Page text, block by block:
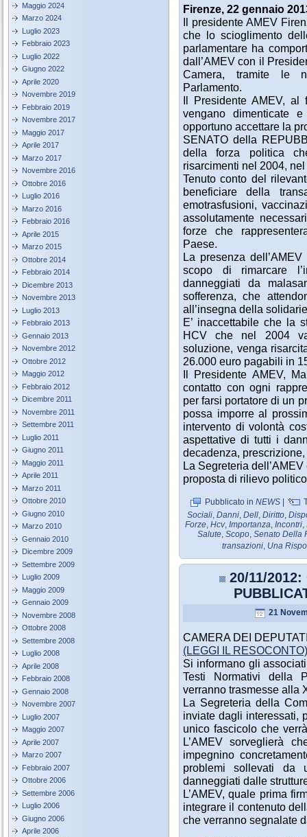
Maggio 2024
Marzo 2024
Luglio 2023
Febbraio 2023
Luglio 2022
Giugno 2022
Aprile 2020
Novembre 2019
Febbraio 2019
Novembre 2017
Maggio 2017
Aprile 2017
Marzo 2017
Novembre 2016
Ottobre 2016
Luglio 2016
Marzo 2016
Febbraio 2016
Aprile 2015
Marzo 2015
Ottobre 2014
Febbraio 2014
Dicembre 2013
Novembre 2013
Luglio 2013
Febbraio 2013
Gennaio 2013
Novembre 2012
Ottobre 2012
Maggio 2012
Febbraio 2012
Dicembre 2011
Novembre 2011
Settembre 2011
Luglio 2011
Giugno 2011
Maggio 2011
Aprile 2011
Marzo 2011
Ottobre 2010
Giugno 2010
Marzo 2010
Gennaio 2010
Dicembre 2009
Settembre 2009
Luglio 2009
Maggio 2009
Gennaio 2009
Novembre 2008
Ottobre 2008
Settembre 2008
Luglio 2008
Aprile 2008
Febbraio 2008
Gennaio 2008
Novembre 2007
Luglio 2007
Maggio 2007
Aprile 2007
Marzo 2007
Febbraio 2007
Ottobre 2006
Settembre 2006
Luglio 2006
Giugno 2006
Aprile 2006
Firenze, 22 gennaio
Il presidente AMEV
che lo scioglimento
parlamentare ha
dall’AMEV con il
Camera, tramite le
Parlamento.
Il Presidente AMEV,
vengano dimenticate
opportuno accettare la
SENATO della
della forza politica
risarcimenti nel 2004,
Tenuto conto del
beneficiare della
emotrasfusioni,
assolutamente
forze che
Paese.
La presenza
scopo di rimarcare
danneggiati da
sofferenza, che
all’insegna della
E’ inaccettabile che la
HCV che nel 2004
soluzione, venga
26.000 euro pagabili in
Il Presidente AMEV,
contatto con ogni
per farsi portatore di un
possa imporre al
intervento di volontà
aspettative di tutti i
decadenza,
La Segreteria
proposta di rilievo
Pubblicato in NEWS|
Sociali, Danni, Dell, Diritto,
Forze, Hcv, Importanza, Incontri,
Salute, Scopo, Senato Della
transazioni, Una
20/11/2012:
21
CAMERA DEI
(LEGGI IL RESOCONTO)
Si informano gli
Testi Normativi della
verranno trasmesse alla
La Segreteria della
inviate dagli interessati,
unico fascicolo che
L’AMEV sorveglierà
impegnino
problemi sollevati da
danneggiati dalle
L’AMEV, quale prima
integrare il contenuto
che verranno segnalate